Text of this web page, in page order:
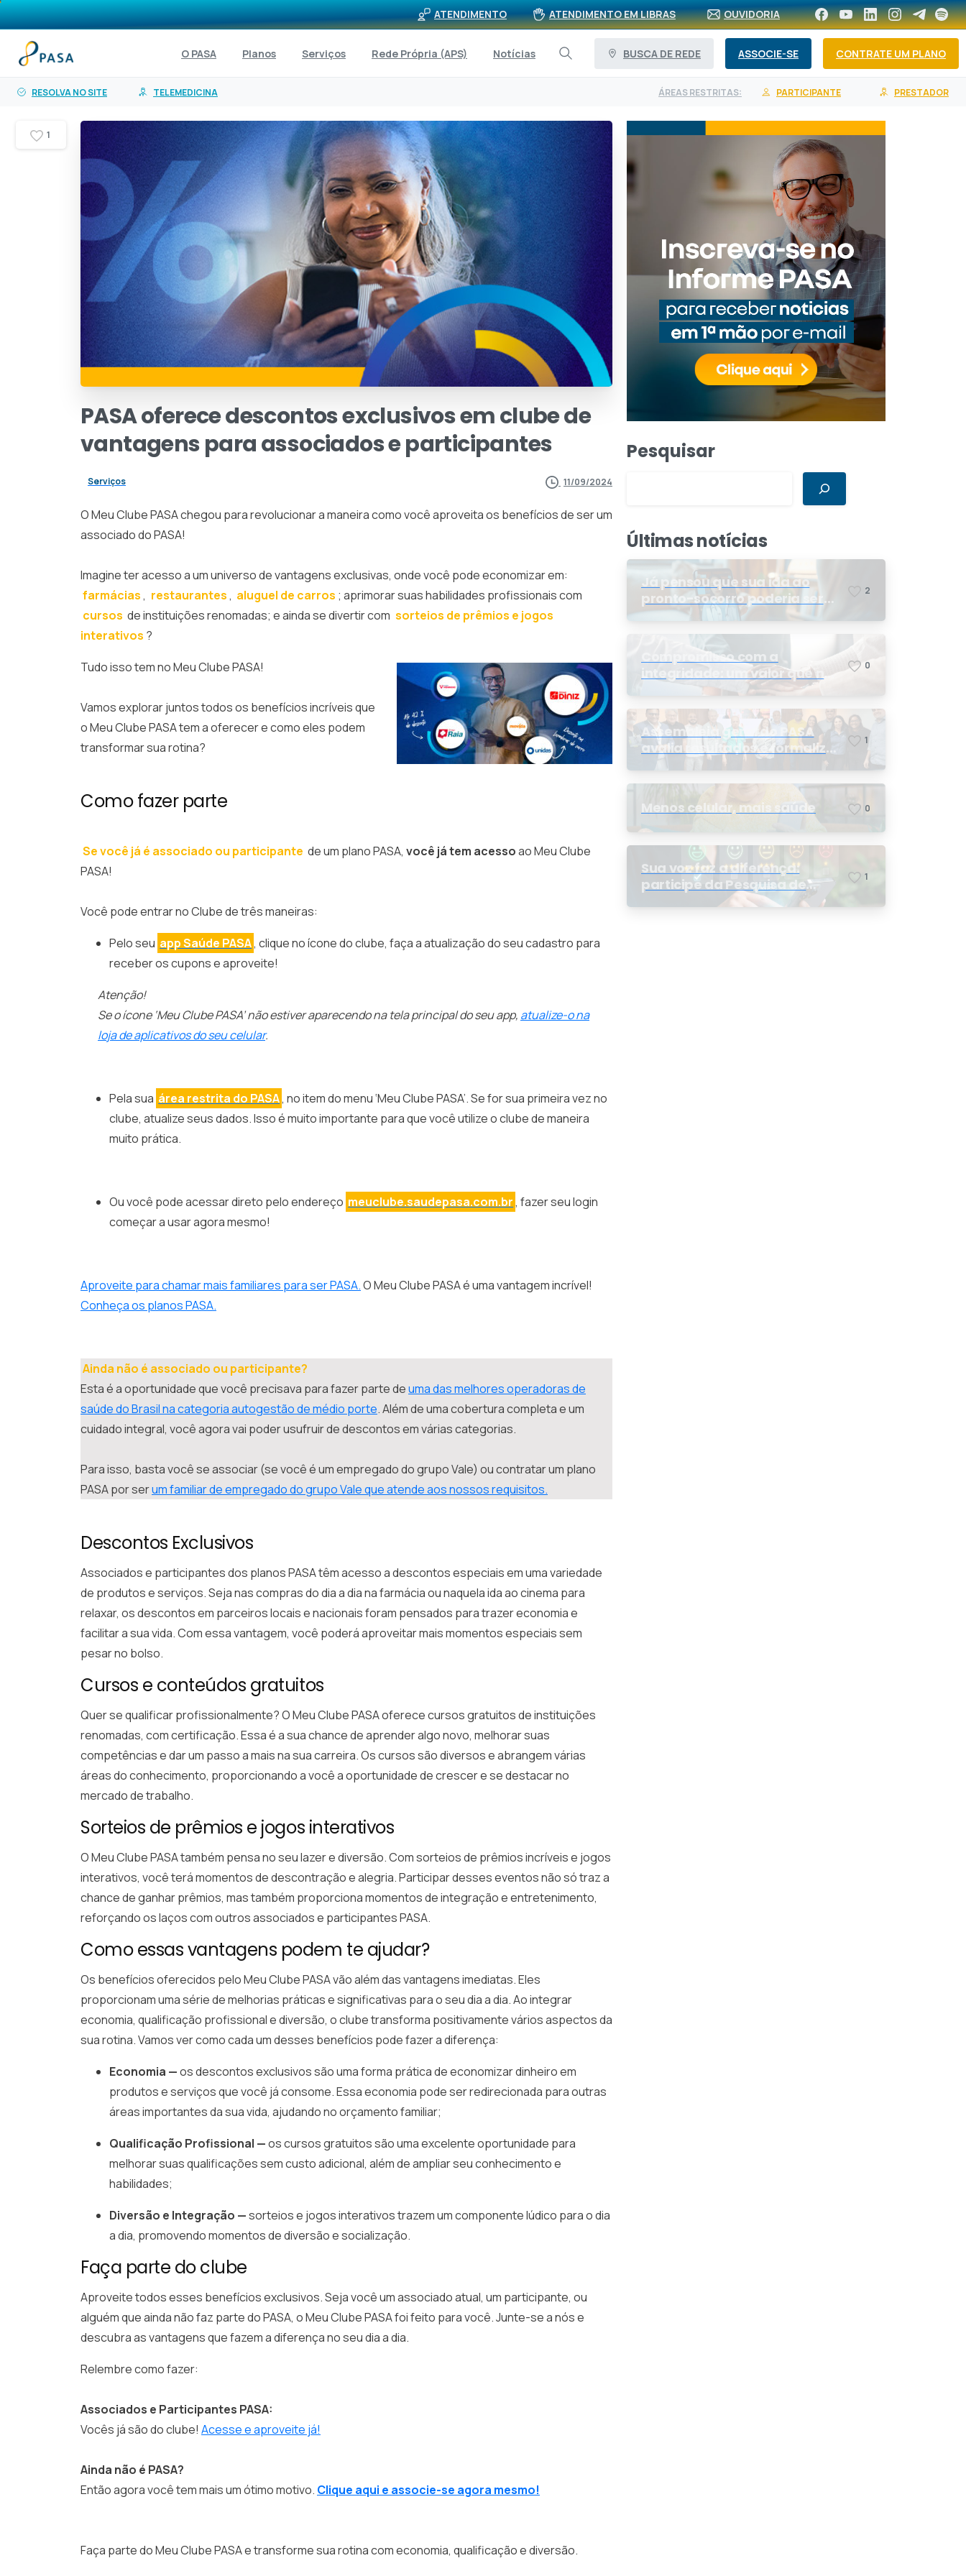
conteúdo
ATENDIMENTO ATENDIMENTO EM LIBRAS OUVIDORIA
O PASA Planos Serviços Rede Própria (APS) Notícias BUSCA DE REDE ASSOCIE-SE CONTRATE UM PLANO
RESOLVA NO SITE TELEMEDICINA ÁREAS RESTRITAS: PARTICIPANTE PRESTADOR
PASAoferecedescontosexclusivosemclubede
vantagensparaassociadoseparticipantes
Serviços 11/09/2024
O Meu Clube PASA chegou para revolucionar a maneira como você aproveita os benefícios de ser um
associado do PASA!
Imagine ter acesso a um universo de vantagens exclusivas, onde você pode economizar em:
farmácias, restaurantes, aluguel de carros ; aprimorar suas habilidades profissionais com
cursos de instituições renomadas; e ainda se divertir com sorteios de prêmios e jogos
interativos ?
Tudo isso tem no Meu Clube PASA!
Vamos explorar juntos todos os benefícios incríveis que
o Meu Clube PASA tem a oferecer e como eles podem
transformar sua rotina?
Como fazer parte
Se você já é associado ou participante de um plano PASA,você já tem acessoao Meu Clube
PASA!
Você pode entrar no Clube de três maneiras:
Pelo seu app Saúde PASA, clique no ícone do clube, faça a atualização do seu cadastro para
receber os cupons e aproveite!
Atenção!
Se o ícone ‘Meu Clube PASA’ não estiver aparecendo na tela principal do seu app, atualize-o na
loja de aplicativos do seu celular.
Pela sua área restrita do PASA, no item do menu ‘Meu Clube PASA’. Se for sua primeira vez no
clube, atualize seus dados. Isso é muito importante para que você utilize o clube de maneira
muito prática.
Ou você pode acessar direto pelo endereço meuclube.saudepasa.com.br, fazer seu login
começar a usar agora mesmo!
Aproveite para chamar mais familiares para ser PASA.O Meu Clube PASA é uma vantagem incrível!
Conheça os planos PASA.
Ainda não é associado ou participante?
Esta é a oportunidade que você precisava para fazer parte deuma das melhores operadoras de
saúde do Brasil na categoria autogestão de médio porte. Além de uma cobertura completa e um
cuidado integral, você agora vai poder usufruir de descontos em várias categorias.
Para isso, basta você se associar (se você é um empregado do grupo Vale) ou contratar um plano
PASA por serum familiar de empregado do grupo Vale que atende aos nossos requisitos.
Descontos Exclusivos
Associados e participantes dos planos PASA têm acesso a descontos especiais em uma variedade
de produtos e serviços. Seja nas compras do dia a dia na farmácia ou naquela ida ao cinema para
relaxar, os descontos em parceiros locais e nacionais foram pensados para trazer economia e
facilitar a sua vida. Com essa vantagem, você poderá aproveitar mais momentos especiais sem
pesar no bolso.
Cursos e conteúdos gratuitos
Quer se qualificar profissionalmente? O Meu Clube PASA oferece cursos gratuitos de instituições
renomadas, com certificação. Essa é a sua chance de aprender algo novo, melhorar suas
competências e dar um passo a mais na sua carreira. Os cursos são diversos e abrangem várias
áreas do conhecimento, proporcionando a você a oportunidade de crescer e se destacar no
mercado de trabalho.
Sorteios de prêmios e jogos interativos
O Meu Clube PASA também pensa no seu lazer e diversão. Com sorteios de prêmios incríveis e jogos
interativos, você terá momentos de descontração e alegria. Participar desses eventos não só traz a
chance de ganhar prêmios, mas também proporciona momentos de integração e entretenimento,
reforçando os laços com outros associados e participantes PASA.
Como essas vantagens podem te ajudar?
Os benefícios oferecidos pelo Meu Clube PASA vão além das vantagens imediatas. Eles
proporcionam uma série de melhorias práticas e significativas para o seu dia a dia. Ao integrar
economia, qualificação profissional e diversão, o clube transforma positivamente vários aspectos da
sua rotina. Vamos ver como cada um desses benefícios pode fazer a diferença:
Economia —os descontos exclusivos são uma forma prática de economizar dinheiro em
produtos e serviços que você já consome. Essa economia pode ser redirecionada para outras
áreas importantes da sua vida, ajudando no orçamento familiar;
Qualificação Profissional —os cursos gratuitos são uma excelente oportunidade para
melhorar suas qualificações sem custo adicional, além de ampliar seu conhecimento e
habilidades;
Diversão e Integração —sorteios e jogos interativos trazem um componente lúdico para o dia
a dia, promovendo momentos de diversão e socialização.
Faça parte do clube
Aproveite todos esses benefícios exclusivos. Seja você um associado atual, um participante, ou
alguém que ainda não faz parte do PASA, o Meu Clube PASA foi feito para você. Junte-se a nós e
descubra as vantagens que fazem a diferença no seu dia a dia.
Relembre como fazer:
Associados e Participantes PASA:
Vocês já são do clube! Acesse e aproveite já!
Ainda não é PASA?
Então agora você tem mais um ótimo motivo. Clique aqui e associe-se agora mesmo!
Faça parte do Meu Clube PASA e transforme sua rotina com economia, qualificação e diversão.
1
Pesquisar
Últimas notícias
Já pensou que sua ida ao
pronto-socorro poderia ser
resolvida por telemedicina?
2
Compromisso com a
integridade: um valor que nos
0
Assembleia geral do PASA
avalia resultados e formaliza
a eleição da nova conselheira
1
Menos celular, mais saúde 0
Sua voz faz a diferença:
participe da Pesquisa de
Satisfação 2026
1